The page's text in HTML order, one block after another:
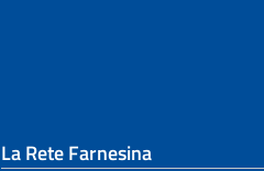
La Rete Farnesina